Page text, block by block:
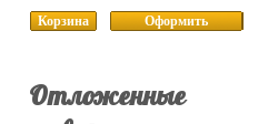
Корзина Оформить
Отложенные